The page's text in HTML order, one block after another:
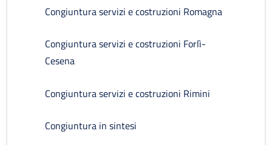
Congiuntura servizi e costruzioni Romagna
Congiuntura servizi e costruzioni Forlì-
Cesena
Congiuntura servizi e costruzioni Rimini
Congiuntura in sintesi